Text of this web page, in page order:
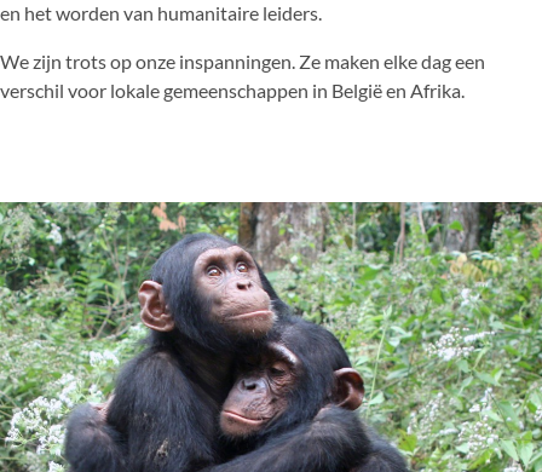
en het worden van humanitaire leiders.
We zijn trots op onze inspanningen. Ze maken elke dag een
verschil voor lokale gemeenschappen in België en Afrika.